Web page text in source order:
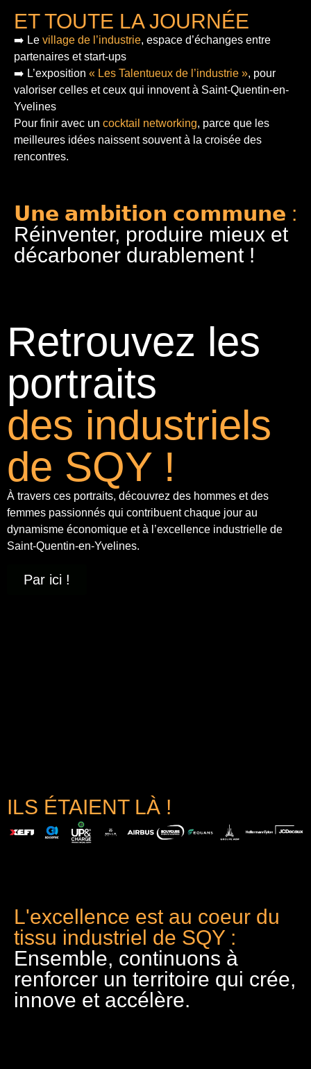
ET TOUTE LA JOURNÉE
➡️ Le village de l’industrie, espace d’échanges entre
partenaires et start-ups
➡️ L’exposition « Les Talentueux de l’industrie », pour
valoriser celles et ceux qui innovent à Saint-Quentin-en-
Yvelines
Pour finir avec un cocktail networking, parce que les
meilleures idées naissent souvent à la croisée des
rencontres.
𝗨𝗻𝗲 𝗮𝗺𝗯𝗶𝘁𝗶𝗼𝗻 𝗰𝗼𝗺𝗺𝘂𝗻𝗲 :
Réinventer, produire mieux et
décarboner durablement !
Retrouvez les
portraits
des industriels
de SQY !
À travers ces portraits, découvrez des hommes et des
femmes passionnés qui contribuent chaque jour au
dynamisme économique et à l’excellence industrielle de
Saint-Quentin-en-Yvelines.
Par ici !
ILS ÉTAIENT LÀ !
L'excellence est au coeur du
tissu industriel de SQY :
Ensemble, continuons à
renforcer un territoire qui crée,
innove et accélère.